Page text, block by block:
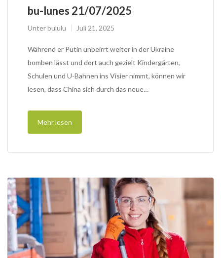
bu-lunes 21/07/2025
Unterbululu Juli 21, 2025
Während er Putin unbeirrt weiter in der Ukraine
bomben lässt und dort auch gezielt Kindergärten,
Schulen und U-Bahnen ins Visier nimmt, können wir
lesen, dass China sich durch das neue…
Mehr lesen